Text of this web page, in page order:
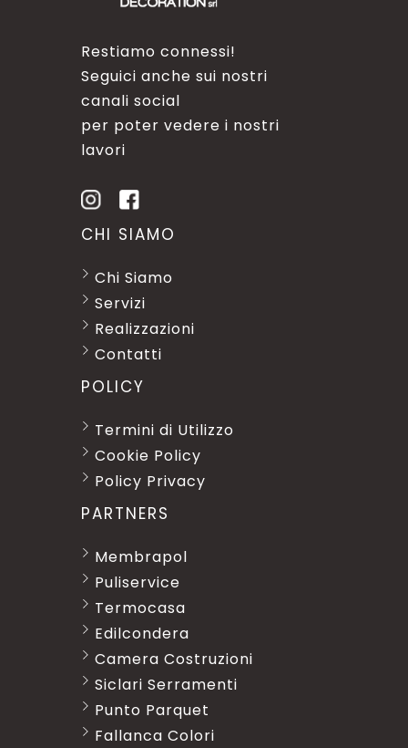
Restiamo connessi!
Seguici anche sui nostri
canali social
per poter vedere i nostri
lavori
CHI SIAMO
Chi Siamo
Servizi
Realizzazioni
Contatti
POLICY
Termini di Utilizzo
Cookie Policy
Policy Privacy
PARTNERS
Membrapol
Puliservice
Termocasa
Edilcondera
Camera Costruzioni
Siclari Serramenti
Punto Parquet
Fallanca Colori